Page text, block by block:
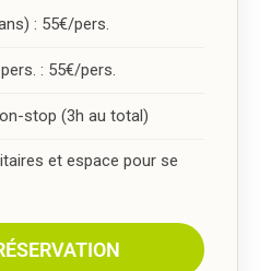
: 55€/pers.
: 55€/pers.
stop (3h au total)
et espace pour se